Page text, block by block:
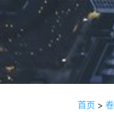
首页 >